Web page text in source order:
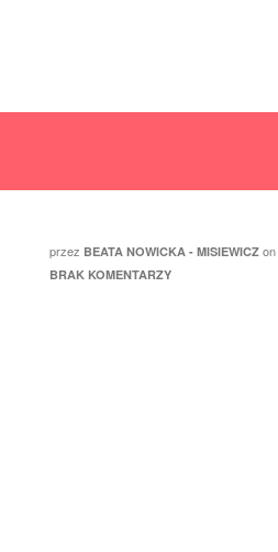
przez BEATA NOWICKA - MISIEWICZ on
BRAK KOMENTARZY